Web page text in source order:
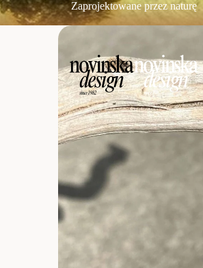
Zaprojektowane przez naturę